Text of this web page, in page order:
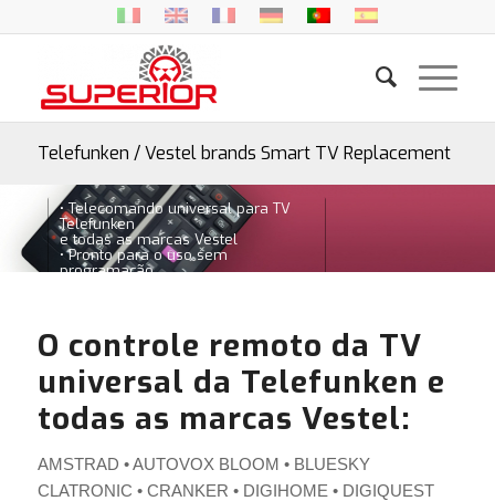
Telefunken / Vestel brands Smart TV Replacement
• Telecomando universal para TV
Telefunken
e todas as marcas Vestel
• Pronto para o uso sem
programação
O controle remoto da TV
universal da Telefunken e
todas as marcas Vestel:
AMSTRAD • AUTOVOX BLOOM • BLUESKY
CLATRONIC • CRANKER • DIGIHOME • DIGIQUEST